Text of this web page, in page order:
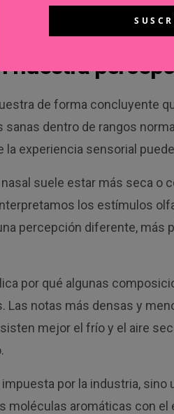
forma actuar para que tu
nuestra
de forma concluyente
sanas dentro de rangos
la experiencia sensorial
suele estar más seca o
los estímulos
percepción diferente, más
por qué algunas
Las notas más densas y
mejor el frío y el aire
por la industria, sino
moléculas aromáticas con el